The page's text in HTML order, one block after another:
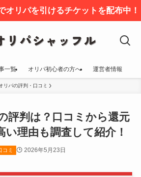
オリパを引けるチケットを配布中！
一覧 オリパ初心者の方へ 運営者情報
リパの評判・口コミ
評判は？口コミから還元
い理由も調査して紹介！
コミ 2026年5月23日